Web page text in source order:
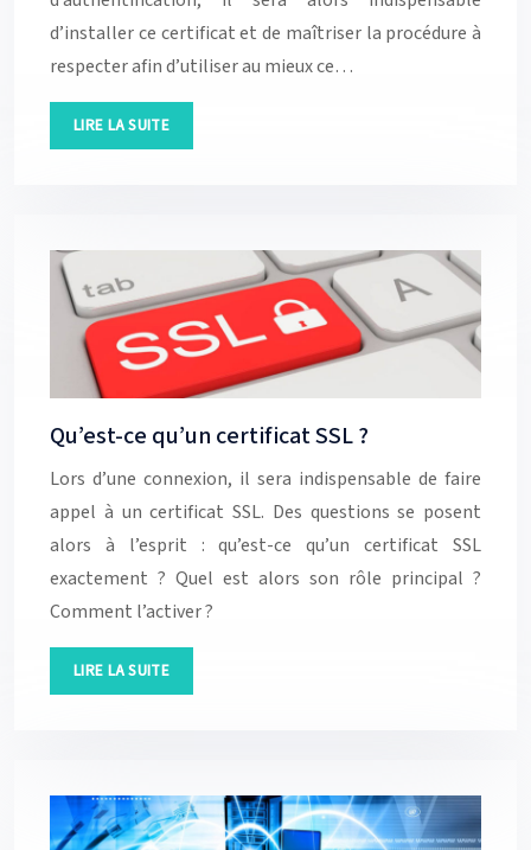
d’installer ce certificat et de maîtriser la procédure à
respecter afin d’utiliser au mieux ce…
LIRE LA SUITE
Qu’est-ce qu’un certificat SSL ?
Lors d’une connexion, il sera indispensable de faire
appel à un certificat SSL. Des questions se posent
alors à l’esprit : qu’est-ce qu’un certificat SSL
exactement ? Quel est alors son rôle principal ?
Comment l’activer ?
LIRE LA SUITE